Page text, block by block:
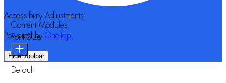
Accessibility Adjustments
Powered by OneTap
Hide Toolbar
Content Modules
Font Size
Default